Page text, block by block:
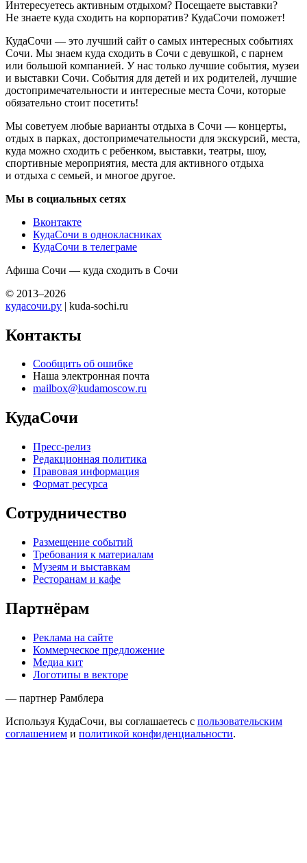
Интересуетесь активным отдыхом? Посещаете выставки?
Не знаете куда сходить на корпоратив? КудаСочи поможет!
КудаСочи — это лучший сайт о самых интересных событиях
Сочи. Мы знаем куда сходить в Сочи с девушкой, с парнем
или большой компанией. У нас только лучшие события, музеи
и выставки Сочи. События для детей и их родителей, лучшие
достопримечательности и интересные места Сочи, которые
обязательно стоит посетить!
Мы советуем любые варианты отдыха в Сочи — концерты,
отдых в парках, достопримечательности для экскурсий, места,
куда можно сходить с ребенком, выставки, театры, шоу,
спортивные мероприятия, места для активного отдыха
и отдыха с семьей, и многое другое.
Мы в социальных сетях
Вконтакте
КудаСочи в однокласниках
КудаСочи в телеграме
Афиша Сочи — куда сходить в Сочи
© 2013–2026
кудасочи.ру | kuda-sochi.ru
Контакты
Сообщить об ошибке
Наша электронная почта
mailbox@kudamoscow.ru
КудаСочи
Пресс-релиз
Редакционная политика
Правовая информация
Формат ресурса
Сотрудничество
Размещение событий
Требования к материалам
Музеям и выставкам
Ресторанам и кафе
Партнёрам
Реклама на сайте
Коммерческое предложение
Медиа кит
Логотипы в векторе
— партнер Рамблера
Используя КудаСочи, вы соглашаетесь с пользовательским
соглашением и политикой конфиденциальности.